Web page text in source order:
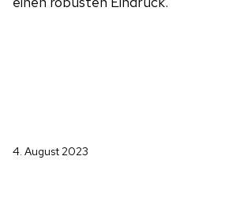
4. August 2023